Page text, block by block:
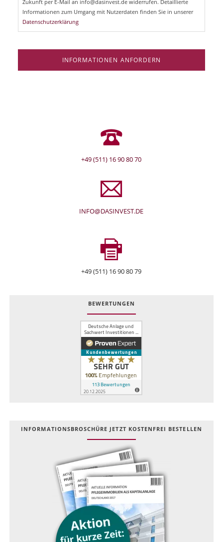
Zukunft per E-Mail an info@dasinvest.de widerrufen. Detaillierte
Informationen zum Umgang mit Nutzerdaten finden Sie in unserer
Datenschutzerklärung
INFORMATIONEN ANFORDERN
+49 (511) 16 90 80 70
INFO@DASINVEST.DE
+49 (511) 16 90 80 79
BEWERTUNGEN
INFOR­MATIONS­BROSCHÜRE JETZT KOSTEN­FREI BESTELLEN